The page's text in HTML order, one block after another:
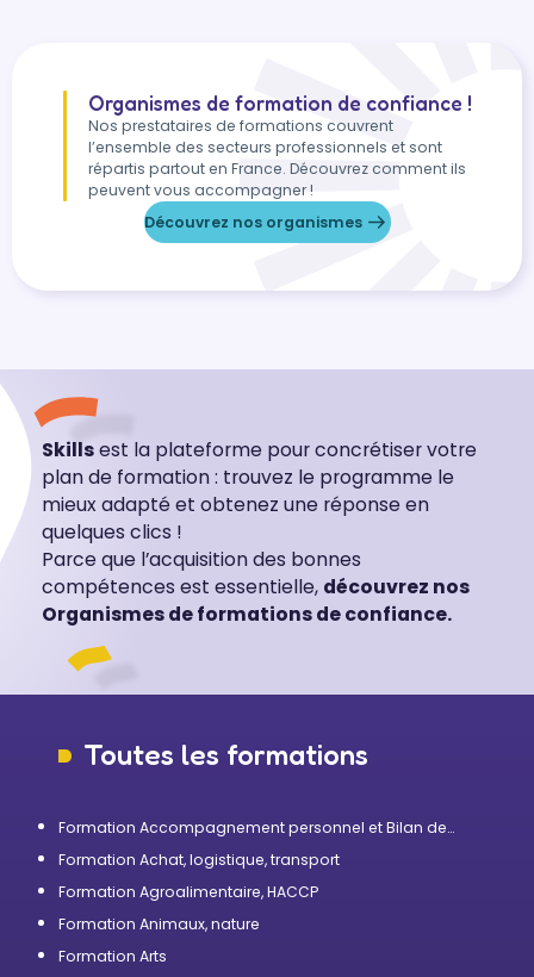
Organismes de formation de confiance !
Nos prestataires de formations couvrent
l’ensemble des secteurs professionnels et sont
répartis partout en France. Découvrez comment ils
peuvent vous accompagner !
Découvrez nos organismes
Skillsest la plateforme pour concrétiser votre
plan de formation : trouvez le programme le
mieux adapté et obtenez une réponse en
quelques clics !
Parce que l’acquisition des bonnes
compétences est essentielle, découvrez nos
Organismes de formations de confiance.
Toutes les formations
Formation Accompagnement personnel et Bilan de
Formation Achat, logistique, transport
Formation Agroalimentaire, HACCP
Formation Animaux, nature
Formation Arts